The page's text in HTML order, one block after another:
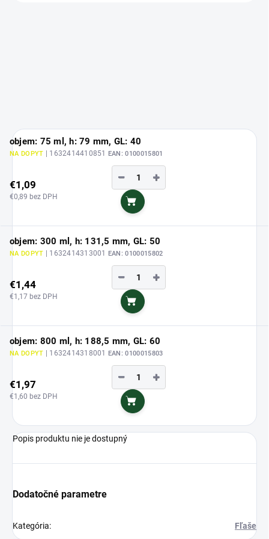
objem: 75 ml, h: 79 mm, GL: 40
NA DOPYT | 1632414410851 EAN: 0100015801
€1,09
€0,89 bez DPH
+
−
Do košíka
objem: 300 ml, h: 131,5 mm, GL: 50
NA DOPYT | 1632414313001 EAN: 0100015802
€1,44
€1,17 bez DPH
+
−
Do košíka
objem: 800 ml, h: 188,5 mm, GL: 60
NA DOPYT | 1632414318001 EAN: 0100015803
€1,97
€1,60 bez DPH
+
−
Do košíka
Popis produktu nie je dostupný
Dodatočné parametre
Kategória: Fľaše